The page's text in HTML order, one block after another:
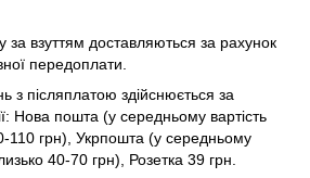
за взуттям доставляються за рахунок
передоплати.
з післяплатою здійснюється за
Нова пошта (у середньому вартість
110 грн), Укрпошта (у середньому
40-70 грн), Розетка 39 грн.